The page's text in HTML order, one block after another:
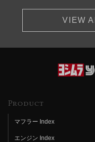
VIEW
Product
マフラー Index
エンジン Index